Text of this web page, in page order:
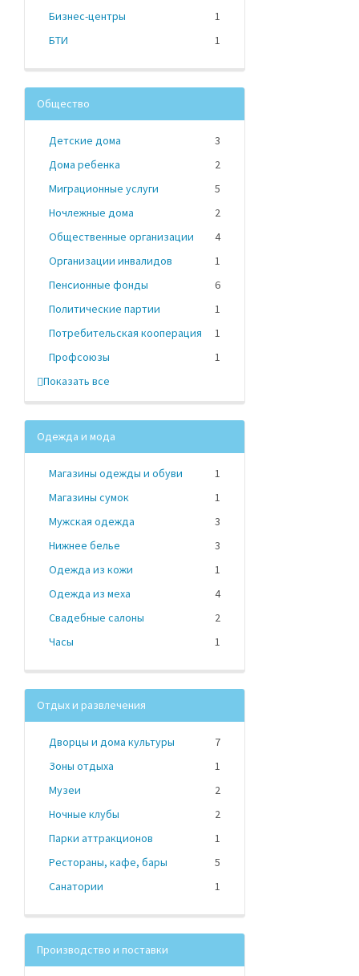
Бизнес-центры
1
БТИ
1
Общество
Детские дома
3
Дома ребенка
2
Миграционные услуги
5
Ночлежные дома
2
Общественные организации
4
Организации инвалидов
1
Пенсионные фонды
6
Политические партии
1
Потребительская кооперация
1
Профсоюзы
1
Показать все
Одежда и мода
Магазины одежды и обуви
1
Магазины сумок
1
Мужская одежда
3
Нижнее белье
3
Одежда из кожи
1
Одежда из меха
4
Свадебные салоны
2
Часы
1
Отдых и развлечения
Дворцы и дома культуры
7
Зоны отдыха
1
Музеи
2
Ночные клубы
2
Парки аттракционов
1
Рестораны, кафе, бары
5
Санатории
1
Производство и поставки